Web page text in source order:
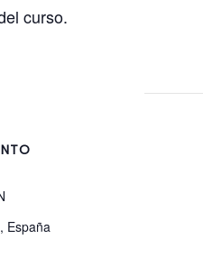
curso.
, España